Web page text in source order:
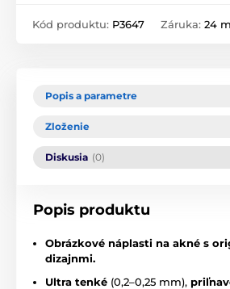
Kód produktu: P3647 Záruka: 24
Popis a parametre
Zloženie
Diskusia (0)
Popis produktu
Obrázkové náplasti na akné s
dizajnmi.
Ultra tenké (0,2–0,25 mm),